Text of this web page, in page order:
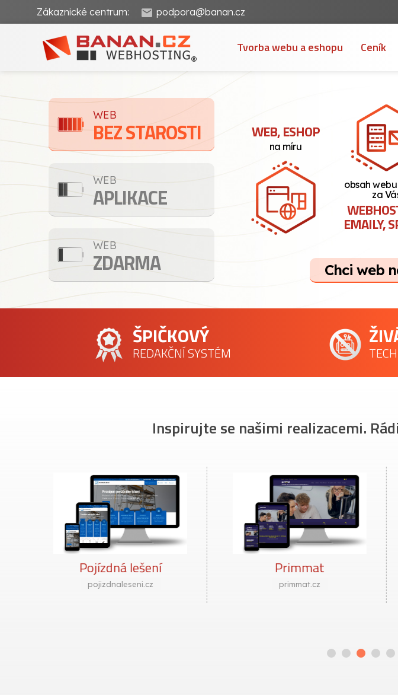
Zákaznické centrum: podpora@banan.cz
Tvorba webu a eshopu Ceník
WEB
BEZ STAROSTI
WEB
APLIKACE
WEB
ZDARMA
WEB, ESHOP
na míru
EMAILY,
obsah
za
Chci web
ŠPIČKOVÝ
REDAKČNÍ SYSTÉM
Inspirujte se našimi realizacemi.
Primmat
primmat.cz
Klimatizace Černý
klimatizacecerny.cz